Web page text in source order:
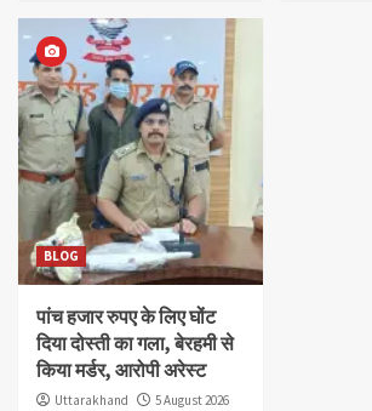
BLOG
पांच हजार रुपए के लिए घोंट
दिया दोस्ती का गला, बेरहमी से
किया मर्डर, आरोपी अरेस्ट
Uttarakhand
5 August 2026